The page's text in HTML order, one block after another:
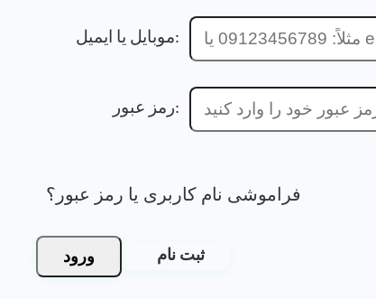
موبایل یا ایمیل:
رمز عبور:
فراموشی نام کاربری یا رمز عبور؟
ورود ثبت نام